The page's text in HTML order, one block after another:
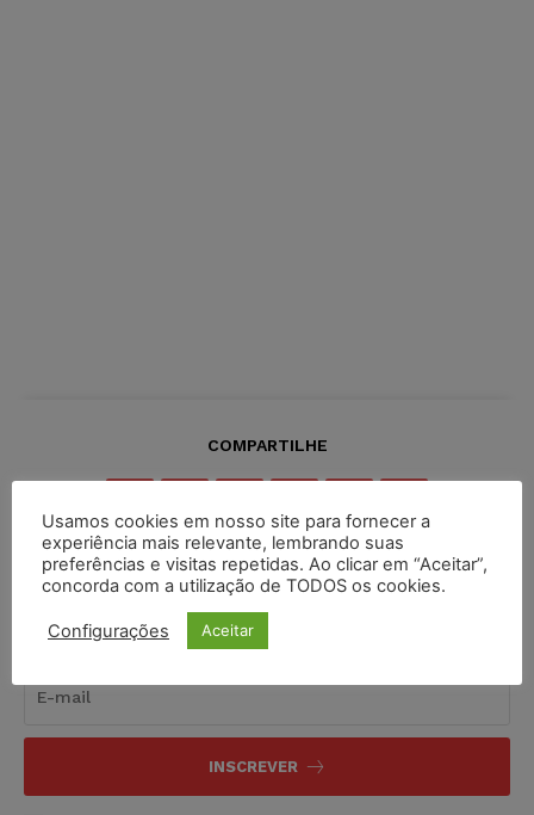
COMPARTILHE
Inscreva-se
INSCREVER
Usamos cookies em nosso site para fornecer a
experiência mais relevante, lembrando suas
preferências e visitas repetidas. Ao clicar em “Aceitar”,
concorda com a utilização de TODOS os cookies.
Configurações Aceitar